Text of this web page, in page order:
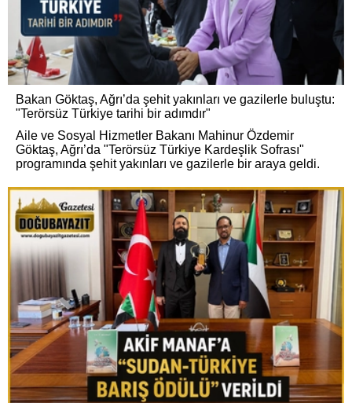
Bakan Göktaş, Ağrı’da şehit yakınları ve gazilerle buluştu:
"Terörsüz Türkiye tarihi bir adımdır"
Aile ve Sosyal Hizmetler Bakanı Mahinur Özdemir
Göktaş, Ağrı’da "Terörsüz Türkiye Kardeşlik Sofrası"
programında şehit yakınları ve gazilerle bir araya geldi.